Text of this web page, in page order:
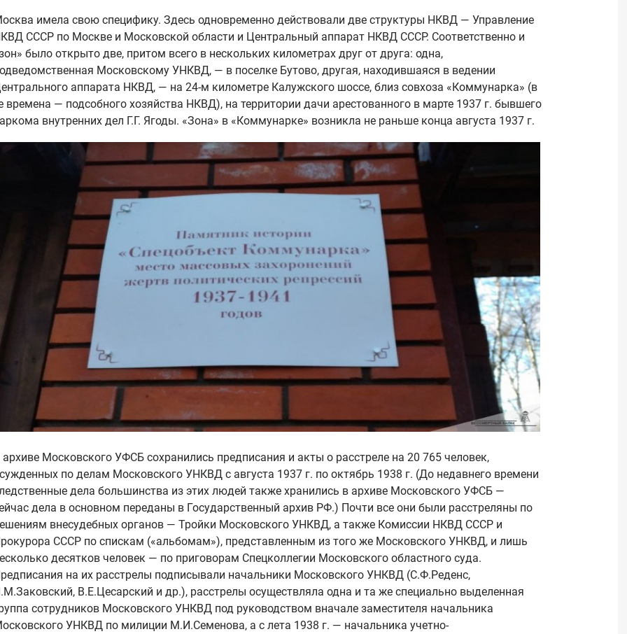
имела свою специфику. Здесь одновременно действовали две структуры НКВД — Управление
СССР по Москве и Московской области и Центральный аппарат НКВД СССР. Соответственно и
было открыто две, притом всего в нескольких километрах друг от друга: одна,
Московскому УНКВД, — в поселке Бутово, другая, находившаяся в ведении
аппарата НКВД, — на 24-м километре Калужского шоссе, близ совхоза «Коммунарка» (в
времена — подсобного хозяйства НКВД), на территории дачи арестованного в марте 1937 г. бывшего
внутренних дел Г.Г. Ягоды. «Зона» в «Коммунарке» возникла не раньше конца августа 1937 г.
архиве Московского УФСБ сохранились предписания и акты о расстреле на 20 765 человек,
по делам Московского УНКВД с августа 1937 г. по октябрь 1938 г. (До недавнего времени
дела большинства из этих людей также хранились в архиве Московского УФСБ —
дела в основном переданы в Государственный архив РФ.) Почти все они были расстреляны по
внесудебных органов — Тройки Московского УНКВД, а также Комиссии НКВД СССР и
СССР по спискам («альбомам»), представленным из того же Московского УНКВД, и лишь
десятков человек — по приговорам Спецколлегии Московского областного суда.
на их расстрелы подписывали начальники Московского УНКВД (С.Ф.Реденс,
В.Е.Цесарский и др.), расстрелы осуществляла одна и та же специально выделенная
сотрудников Московского УНКВД под руководством вначале заместителя начальника
УНКВД по милиции М.И.Семенова, а с лета 1938 г. — начальника учетно-